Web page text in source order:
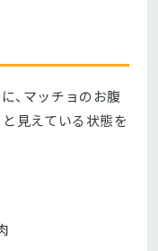
、マッチョのお腹
見えている状態を